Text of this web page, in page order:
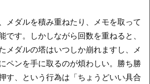
メダルを積み重ねたり、メモを取って
です。しかしながら回数を重ねると、
メダルの塔はいつしか崩れますし、メ
ペンを手に取るのが煩わしい。勝ち勝
す、という行為は「ちょうどいい具合